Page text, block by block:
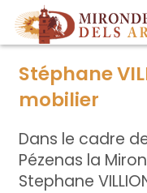
Stéphane
mobilier
Dans le cadre
Pézenas la
Stephane